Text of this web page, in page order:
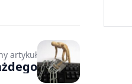
artykuł